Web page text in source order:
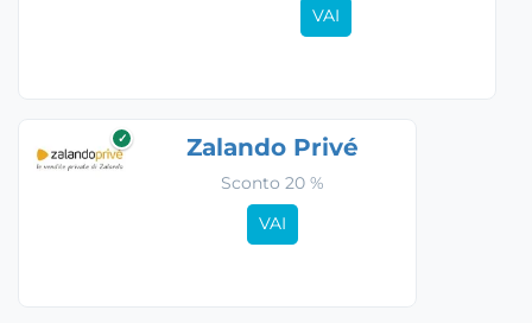
VAI
✓ Zalando Privé
Sconto 20 %
VAI